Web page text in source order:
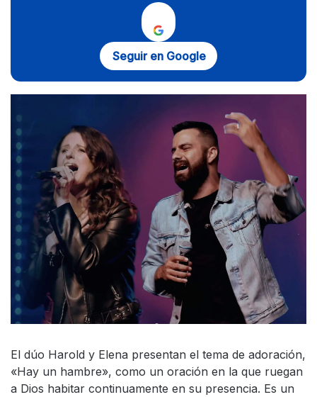
Seguir en Google
El dúo Harold y Elena presentan el tema de adoración,
«Hay un hambre», como un oración en la que ruegan
a Dios habitar continuamente en su presencia. Es un